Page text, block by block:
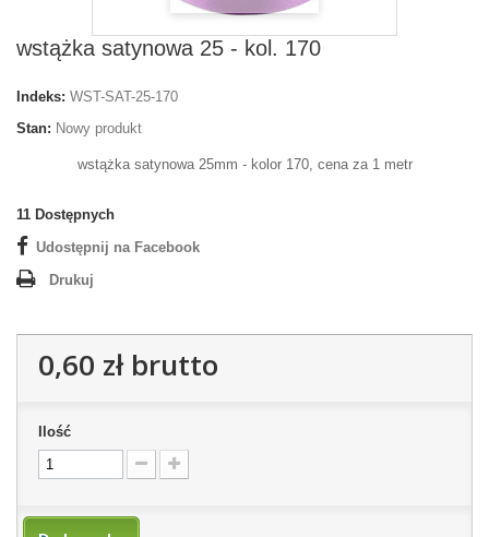
wstążka satynowa 25 - kol. 170
Indeks: WST-SAT-25-170
Stan: Nowy produkt
wstążka satynowa 25mm - kolor 170, cena za 1 metr
11 Dostępnych
Udostępnij na Facebook
Drukuj
0,60 złbrutto
Ilość